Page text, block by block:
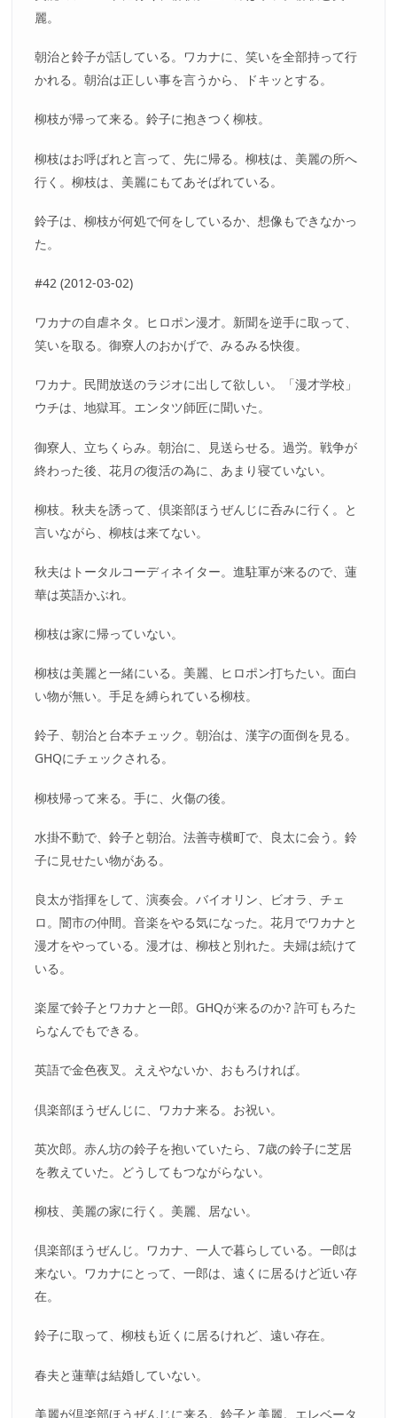
麗。
朝治と鈴子が話している。ワカナに、笑いを全部持って行
かれる。朝治は正しい事を言うから、ドキッとする。
柳枝が帰って来る。鈴子に抱きつく柳枝。
柳枝はお呼ばれと言って、先に帰る。柳枝は、美麗の所へ
行く。柳枝は、美麗にもてあそばれている。
鈴子は、柳枝が何処で何をしているか、想像もできなかっ
た。
#42 (2012-03-02)
ワカナの自虐ネタ。ヒロポン漫才。新聞を逆手に取って、
笑いを取る。御寮人のおかげで、みるみる快復。
ワカナ。民間放送のラジオに出して欲しい。「漫才学校」
ウチは、地獄耳。エンタツ師匠に聞いた。
御寮人、立ちくらみ。朝治に、見送らせる。過労。戦争が
終わった後、花月の復活の為に、あまり寝ていない。
柳枝。秋夫を誘って、倶楽部ほうぜんじに呑みに行く。と
言いながら、柳枝は来てない。
秋夫はトータルコーディネイター。進駐軍が来るので、蓮
華は英語かぶれ。
柳枝は家に帰っていない。
柳枝は美麗と一緒にいる。美麗、ヒロポン打ちたい。面白
い物が無い。手足を縛られている柳枝。
鈴子、朝治と台本チェック。朝治は、漢字の面倒を見る。
GHQにチェックされる。
柳枝帰って来る。手に、火傷の後。
水掛不動で、鈴子と朝治。法善寺横町で、良太に会う。鈴
子に見せたい物がある。
良太が指揮をして、演奏会。バイオリン、ビオラ、チェ
ロ。闇市の仲間。音楽をやる気になった。花月でワカナと
漫才をやっている。漫才は、柳枝と別れた。夫婦は続けて
いる。
楽屋で鈴子とワカナと一郎。GHQが来るのか? 許可もろた
らなんでもできる。
英語で金色夜叉。ええやないか、おもろければ。
倶楽部ほうぜんじに、ワカナ来る。お祝い。
英次郎。赤ん坊の鈴子を抱いていたら、7歳の鈴子に芝居
を教えていた。どうしてもつながらない。
柳枝、美麗の家に行く。美麗、居ない。
倶楽部ほうぜんじ。ワカナ、一人で暮らしている。一郎は
来ない。ワカナにとって、一郎は、遠くに居るけど近い存
在。
鈴子に取って、柳枝も近くに居るけれど、遠い存在。
春夫と蓮華は結婚していない。
美麗が倶楽部ほうぜんじに来る。鈴子と美麗。エレベータ